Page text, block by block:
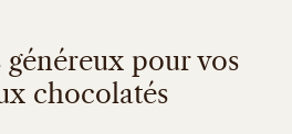
généreux pour vos
chocolatés